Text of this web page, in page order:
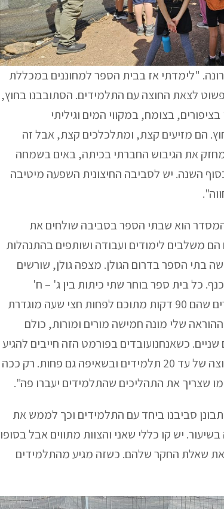
"לימדתי אז בבית הספר למחוננים במכללת
לצאת החוצה עם התלמידים. הסתובבנו בחוץ,
בצומח, במקווי המים וגיליתי
הם מזיעים קצת, ומתלכלכים קצת, אבל זה
מחזק את הגיבוש החברתי בכיתה, באים בשמחה
בסוף השנה. יש לסביבה החיצונית השפעה מיטיבה
המסדר הוא שבתי הספר בסביבה שולחים את
משלבים לימודים ועבודה ושותפים בהתנהלות
בתי הספר בדרום הגולן. מצפה גולן, שורשים
כל בית ספר בוחר שתי כיתות בין ג' – ח'
שמגיעות אלינו פעמיים בשבוע לשני שיעורים שהם 90 דקות מתוכם לפחות חצי שעה מוגדרת
שלי מונה חמישה מורים ומורות, כולם
כשאנחנועובדים בפורמט הזה חייבים להגיע
ליחס חניכה נמוך כך שכל מורה מלמדקבוצה של עד 20 תלמידים ובשאיפה גם פחות. רק ככה
שצריך את התהליכים שהתלמידים יעברו פה".
סביבנו ביחד עם התלמידים וכך לממש את
יש קו כללי שאני והצוות מתווים אבל בסופו
את שאלת החקר שלהם. כשזה מגיע מהתלמידים